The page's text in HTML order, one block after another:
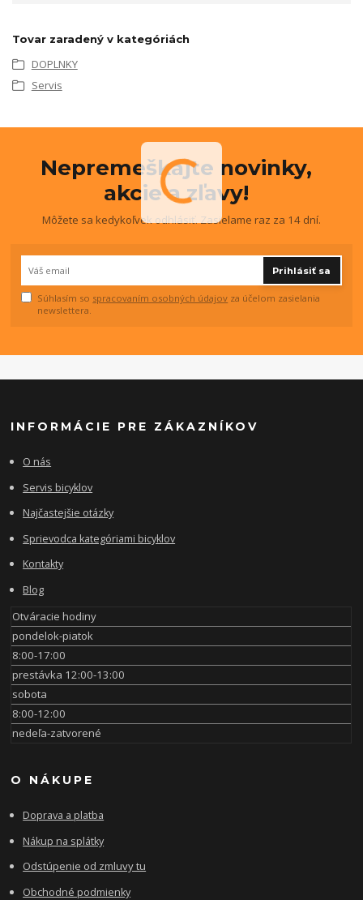
Tovar zaradený v kategóriách
DOPLNKY
Servis
Nepremeškajte novinky,
akcie a zľavy!
Môžete sa kedykoľvek odhlásiť. Zasielame raz za 14 dní.
Prihlásiť sa
Súhlasím so spracovaním osobných údajov za účelom zasielania
newslettera.
INFORMÁCIE PRE ZÁKAZNÍKOV
O nás
Servis bicyklov
Najčastejšie otázky
Sprievodca kategóriami bicyklov
Kontakty
Blog
Otváracie hodiny
pondelok-piatok
8:00-17:00
prestávka 12:00-13:00
sobota
8:00-12:00
nedeľa-zatvorené
O NÁKUPE
Doprava a platba
Nákup na splátky
Odstúpenie od zmluvy tu
Obchodné podmienky